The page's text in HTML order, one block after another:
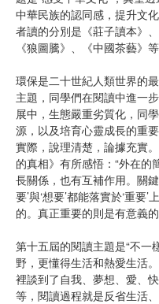
中華民族的認同感，提升文
者讀的分別是《莊子讀本》
《狼圖騰》、《中國茶藝》等
環保是二十世紀人類世界的
主題，同學們在閱讀中進一
展中，生態嚴重劣質化，同
源，以及培育心靈成長的重
實際，說理清楚，論據充實
的真相》有所感悟：“外在
長關係，也有互補作用。關
要’與‘想要’都能落實於‘重
的。真正重要的則是有意義
第十五屆的閱讀主題是“不一
野，更懂得生活和熱愛生活
裡談到了自我、夢想、愛、
等，閱讀過程就是反省生活